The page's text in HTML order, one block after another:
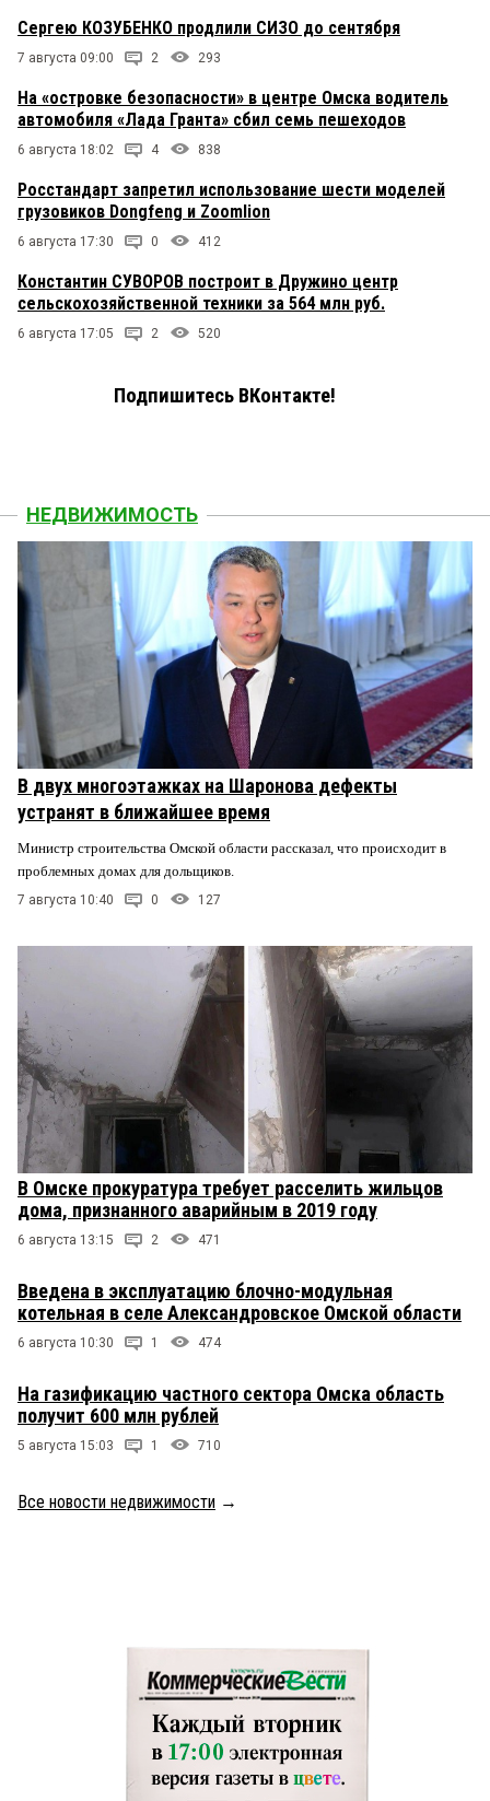
Сергею КОЗУБЕНКО продлили СИЗО до сентября
7 августа 09:00 2 293
На «островке безопасности» в центре Омска водитель
автомобиля «Лада Гранта» сбил семь пешеходов
6 августа 18:02 4 838
Росстандарт запретил использование шести моделей
грузовиков Dongfeng и Zoomlion
6 августа 17:30 0 412
Константин СУВОРОВ построит в Дружино центр
сельскохозяйственной техники за 564 млн руб.
6 августа 17:05 2 520
Подпишитесь ВКонтакте!
НЕДВИЖИМОСТЬ
В двух многоэтажках на Шаронова дефекты
устранят в ближайшее время
Министр строительства Омской области рассказал, что происходит в
проблемных домах для дольщиков.
7 августа 10:40 0 127
В Омске прокуратура требует расселить жильцов
дома, признанного аварийным в 2019 году
6 августа 13:15 2 471
Введена в эксплуатацию блочно-модульная
котельная в селе Александровское Омской области
6 августа 10:30 1 474
На газификацию частного сектора Омска область
получит 600 млн рублей
5 августа 15:03 1 710
Все новости недвижимости →